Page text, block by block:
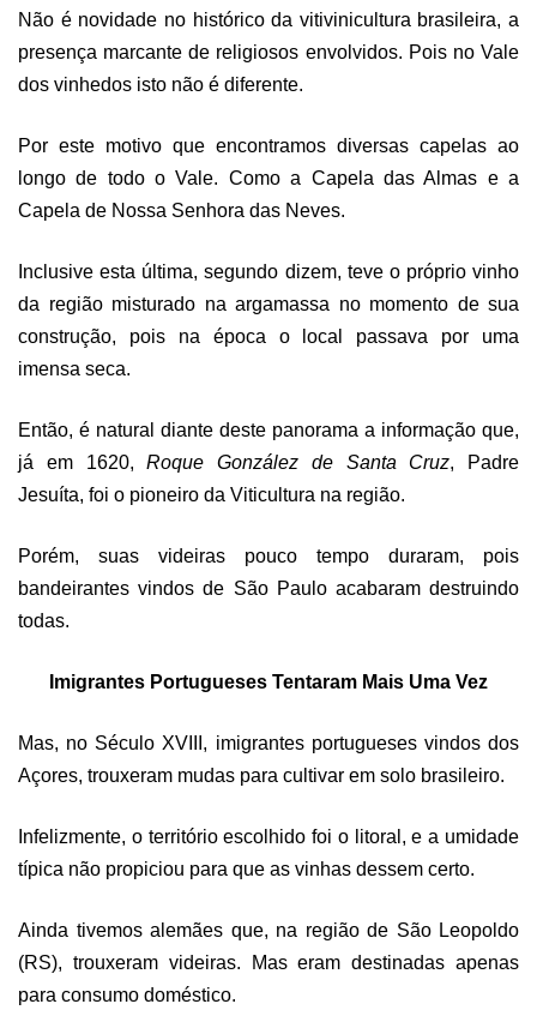
Não é novidade no histórico da vitivinicultura brasileira, a
presença marcante de religiosos envolvidos. Pois no Vale
dos vinhedos isto não é diferente.
Por este motivo que encontramos diversas capelas ao
longo de todo o Vale. Como a Capela das Almas e a
Capela de Nossa Senhora das Neves.
Inclusive esta última, segundo dizem, teve o próprio vinho
da região misturado na argamassa no momento de sua
construção, pois na época o local passava por uma
imensa seca.
Então, é natural diante deste panorama a informação que,
já em 1620,Roque González de Santa Cruz, Padre
Jesuíta, foi o pioneiro da Viticultura na região.
Porém, suas videiras pouco tempo duraram, pois
bandeirantes vindos de São Paulo acabaram destruindo
todas.
Imigrantes Portugueses Tentaram Mais Uma Vez
Mas, no Século XVIII, imigrantes portugueses vindos dos
Açores, trouxeram mudas para cultivar em solo brasileiro.
Infelizmente, o território escolhido foi o litoral, e a umidade
típica não propiciou para que as vinhas dessem certo.
Ainda tivemos alemães que, na região de São Leopoldo
(RS), trouxeram videiras. Mas eram destinadas apenas
para consumo doméstico.